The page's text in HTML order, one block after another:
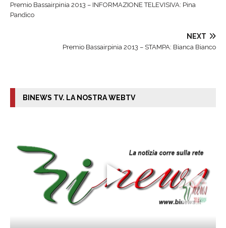
Premio Bassairpinia 2013 – INFORMAZIONE TELEVISIVA: Pina
Pandico
NEXT
Premio Bassairpinia 2013 – STAMPA: Bianca Bianco
BINEWS TV. LA NOSTRA WEBTV